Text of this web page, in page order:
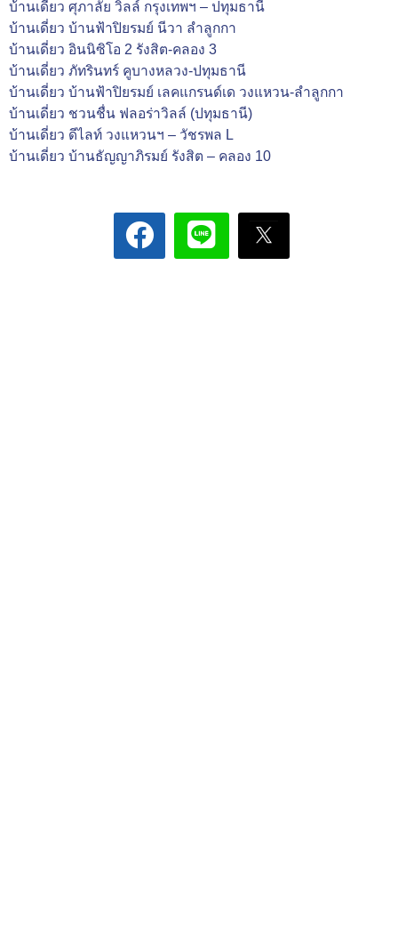
บ้านเดี่ยว ศุภาลัย วิลล์ กรุงเทพฯ – ปทุมธานี
บ้านเดี่ยว บ้านฟ้าปิยรมย์ นีวา ลำลูกกา
บ้านเดี่ยว อินนิซิโอ 2 รังสิต-คลอง 3
บ้านเดี่ยว ภัทรินทร์ คูบางหลวง-ปทุมธานี
บ้านเดี่ยว บ้านฟ้าปิยรมย์ เลคแกรนด์เด วงแหวน-ลำลูกกา
บ้านเดี่ยว ชวนชื่น ฟลอร่าวิลล์ (ปทุมธานี)
บ้านเดี่ยว ดีไลท์ วงแหวนฯ – วัชรพล L
บ้านเดี่ยว บ้านธัญญาภิรมย์ รังสิต – คลอง 10